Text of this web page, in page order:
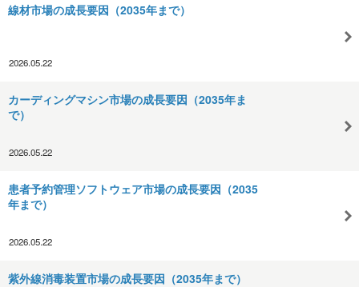
線材市場の成長要因（2035年まで）
2026.05.22
カーディングマシン市場の成長要因（2035年ま
で）
2026.05.22
患者予約管理ソフトウェア市場の成長要因（2035
年まで）
2026.05.22
紫外線消毒装置市場の成長要因（2035年まで）